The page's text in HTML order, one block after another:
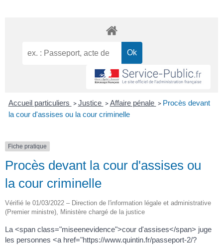
Accueil particuliers > Justice > Affaire pénale > Procès devant
la cour d'assises ou la cour criminelle
Fiche pratique
Procès devant la cour d'assises ou
la cour criminelle
Vérifié le 01/03/2022 – Direction de l'information légale et administrative
(Premier ministre), Ministère chargé de la justice
La <span class="miseenevidence">cour d'assises</span> juge
les personnes <a href="https://www.quintin.fr/passeport-2/?